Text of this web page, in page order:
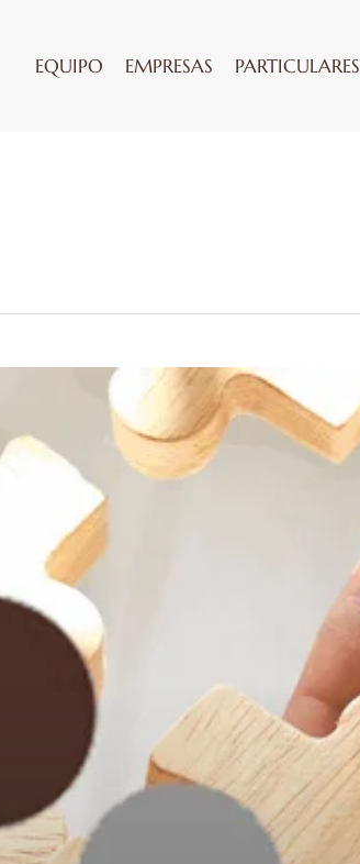
EQUIPO EMPRESAS PARTICULARES